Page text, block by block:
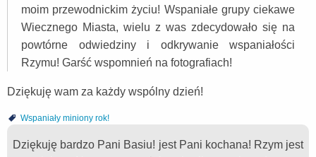
moim przewodnickim życiu! Wspaniałe grupy ciekawe
Wiecznego Miasta, wielu z was zdecydowało się na
powtórne odwiedziny i odkrywanie wspaniałości
Rzymu! Garść wspomnień na fotografiach!
Dziękuję wam za każdy wspólny dzień!
Wspaniały miniony rok!
Dziękuję bardzo Pani Basiu! jest Pani kochana! Rzym jest